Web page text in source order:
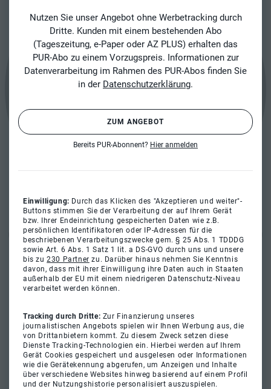
Nutzen Sie unser Angebot ohne Werbetracking durch
Dritte. Kunden mit einem bestehenden Abo
(Tageszeitung, e-Paper oder AZ PLUS) erhalten das
PUR-Abo zu einem Vorzugspreis. Informationen zur
Datenverarbeitung im Rahmen des PUR-Abos finden Sie
in der Datenschutzerklärung.
ZUM ANGEBOT
Bereits PUR-Abonnent? Hier anmelden
Einwilligung: Durch das Klicken des "Akzeptieren und weiter"-
Buttons stimmen Sie der Verarbeitung der auf Ihrem Gerät
bzw. Ihrer Endeinrichtung gespeicherten Daten wie z.B.
persönlichen Identifikatoren oder IP-Adressen für die
beschriebenen Verarbeitungszwecke gem. § 25 Abs. 1 TDDDG
sowie Art. 6 Abs. 1 Satz 1 lit. a DS-GVO durch uns und unsere
bis zu230 Partner zu. Darüber hinaus nehmen Sie Kenntnis
davon, dass mit ihrer Einwilligung ihre Daten auch in Staaten
außerhalb der EU mit einem niedrigeren Datenschutz-Niveau
verarbeitet werden können.
Tracking durch Dritte: Zur Finanzierung unseres
journalistischen Angebots spielen wir Ihnen Werbung aus, die
von Drittanbietern kommt. Zu diesem Zweck setzen diese
Dienste Tracking-Technologien ein. Hierbei werden auf Ihrem
Gerät Cookies gespeichert und ausgelesen oder Informationen
wie die Gerätekennung abgerufen, um Anzeigen und Inhalte
über verschiedene Websites hinweg basierend auf einem Profil
und der Nutzungshistorie personalisiert auszuspielen.